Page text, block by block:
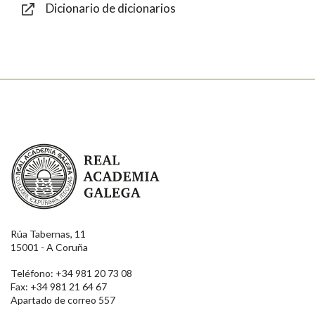
Dicionario de dicionarios
Real Academia Galega
Rúa Tabernas, 11
15001 - A Coruña
Teléfono: +34 981 20 73 08
Fax: +34 981 21 64 67
Apartado de correo 557